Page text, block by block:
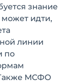
знание
идти,
линии
по
Также МСФО